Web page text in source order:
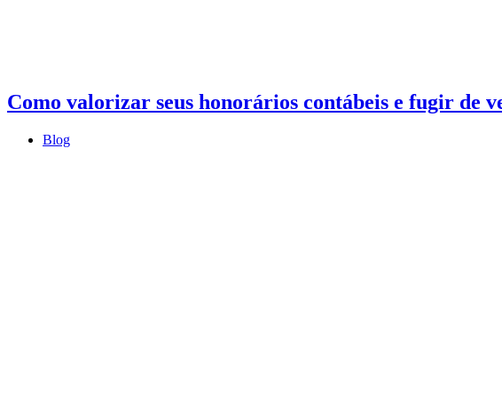
Como valorizar seus honorários contábeis e fugir de
Blog